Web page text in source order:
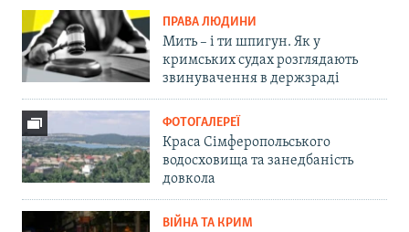
ПРАВА ЛЮДИНИ
Мить – і ти шпигун. Як у
кримських судах розглядають
звинувачення в держзраді
ФОТОГАЛЕРЕЇ
Краса Сімферопольського
водосховища та занедбаність
довкола
ВІЙНА ТА КРИМ